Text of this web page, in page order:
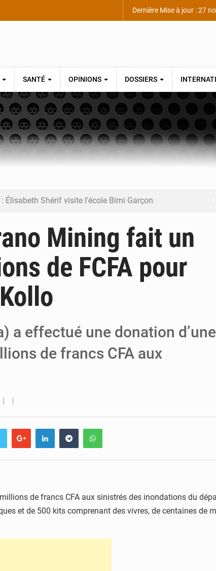
Dernière Mise à jour : 27
SANTÉ OPINIONS DOSSIERS
Élisabeth Shérif visite l’école Birni Garçon
Bilan à mi-parcours du Programme de Refondation
aux gabegies à Niamey : 74 milliards de FCFA recouvrés par la COLDEFF
le dialogue, nouveau terrain de jeu pour la paix
Mining fait un
de FCFA pour
a effectué une donation d’une
de francs CFA aux
de francs CFA aux sinistrés des inondations du
et de 500 kits comprenant des vivres, de centaines de